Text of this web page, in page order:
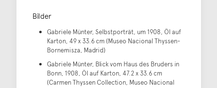
Bilder
Gabriele Münter, Selbstporträt, um 1908, Öl auf
Karton, 49 x 33.6 cm (Museo Nacional Thyssen-
Bornemisza, Madrid)
Gabriele Münter, Blick vom Haus des Bruders in
Bonn, 1908, Öl auf Karton, 47.2 x 33.6 cm
(Carmen Thyssen Collection, Museo Nacional